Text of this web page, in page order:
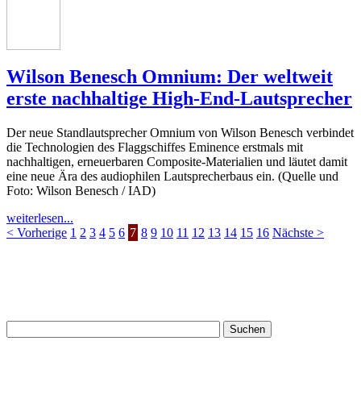
Wilson Benesch Omnium: Der weltweit
erste nachhaltige High-End-Lautsprecher
Der neue Standlautsprecher Omnium von Wilson Benesch verbindet
die Technologien des Flaggschiffes Eminence erstmals mit
nachhaltigen, erneuerbaren Composite-Materialien und läutet damit
eine neue Ära des audiophilen Lautsprecherbaus ein. (Quelle und
Foto: Wilson Benesch / IAD)
weiterlesen...
< Vorherige 1 2 3 4 5 6 7 8 9 10 11 12 13 14 15 16 Nächste >